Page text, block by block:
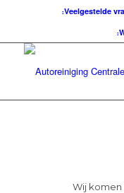
Veelgestelde
Wij komen